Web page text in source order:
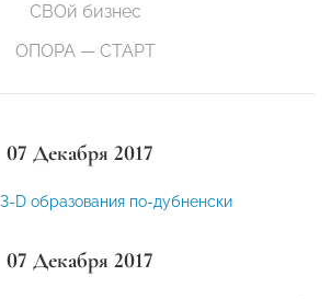
СВОй бизнес
ОПОРА — СТАРТ
07 Декабря 2017
D образования по-дубненски
07 Декабря 2017